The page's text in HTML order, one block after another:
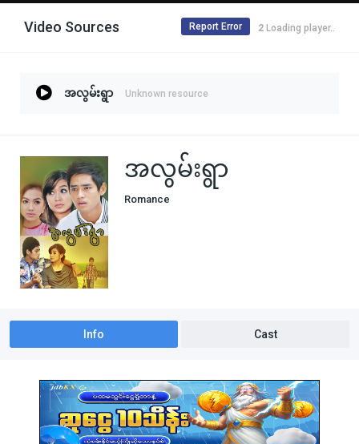
Video Sources 1 Loading player..
Report Error
အလွမ်းရွာ Unknown resource
အလွမ်းရွာ
Romance
Info Cast